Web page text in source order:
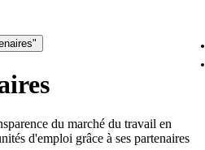
du marché du travail en
d'emploi grâce à ses partenaires